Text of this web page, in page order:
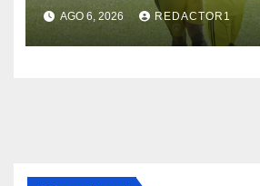
AGO 6, 2026 REDACTOR1